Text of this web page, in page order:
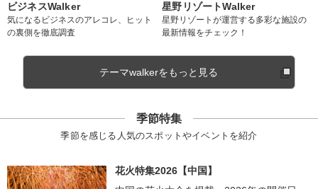
ビジネスWalker
気になるビジネスのアレコレ、ヒット
の裏側を徹底調査
星野リゾートWalker
星野リゾートが運営する多彩な施設の
最新情報をチェック！
テーマwalkerをもっと見る
季節特集
季節を感じる人気のスポットやイベントを紹介
花火特集2026【中国】